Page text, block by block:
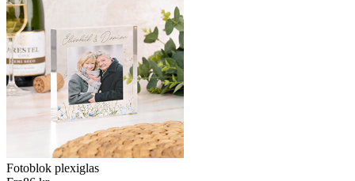
Fotoblok plexiglas